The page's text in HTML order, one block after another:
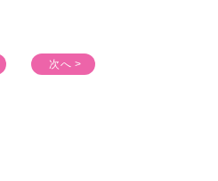
次へ >